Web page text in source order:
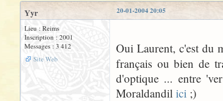
20-01-2004 20:05
Yyr
Lieu : Reims
Inscription : 2001
Messages : 3 412
Site Web
Oui Laurent, c'est du
français ou bien de
d'optique ... entre
Moraldandil ici ;)